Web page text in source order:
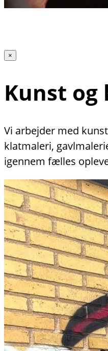
×
Kunst
Vi arbejder med
klatmaleri,
igennem fælles